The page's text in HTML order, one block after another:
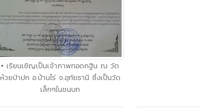
• เรียนเชิญเป็นเจ้าภาพทอดกฐิน ณ วัด
ห้วยป่าปก อ.บ้านไร่ จ.อุทัยธานี ซึ่งเป็นวัด
เล็กๆในชนบท